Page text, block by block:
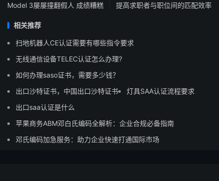
Model 3屡屡撞翻假人 成绩糟糕
提高求职者与职位间的匹配效率
相关推荐
扫地机器人CE认证需要有哪些指令要求
无线通信设备TELEC认证怎么办理?
如何办理saso证书，需要多少钱？
出口沙特证书，中国出口沙特证书
灯具SAA认证流程要求
出口saa认证是什么
苹果商务ABM邓白氏编码全解析：企业合规必备指南
邓氏编码加急服务：助力企业快速打通国际市场